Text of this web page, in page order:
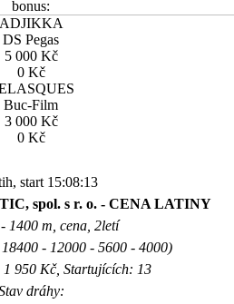
bonus:
ADJIKKA
DS Pegas
5 000 Kč
0 Kč
Buc-Film
3 000 Kč
0 Kč
start 15:08:13
spol. s r. o. - CENA LATINY
1400 m, cena, 2letí
- 12000 - 5600 - 4000)
950 Kč, Startujících: 13
dráhy: